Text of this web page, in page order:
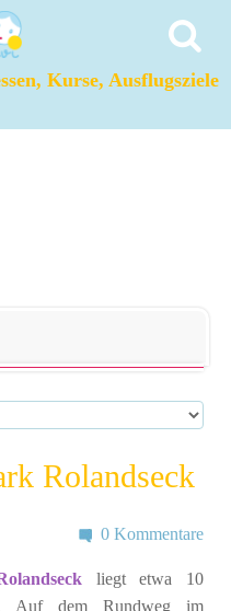
Kurse, Ausflugsziele
Rolandseck
0 Kommentare
liegt etwa 10
Auf dem Rundweg im